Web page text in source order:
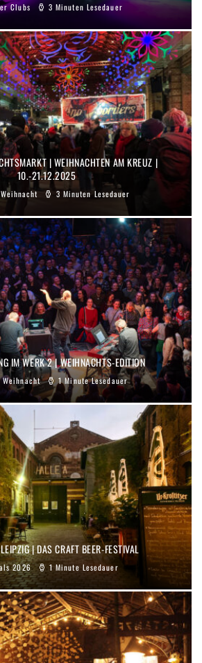
Clubs 3 Minuten Lesedauer
| WEIHNACHTEN AM KREUZ |
10.-21.12.2025
3 Minuten Lesedauer
IM WERK 2 | WEIHNACHTS-EDITION
Weihnacht 1 Minute Lesedauer
| DAS CRAFT BEER-FESTIVAL
2026 1 Minute Lesedauer